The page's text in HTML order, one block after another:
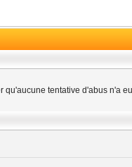
tentative d'abus n'a